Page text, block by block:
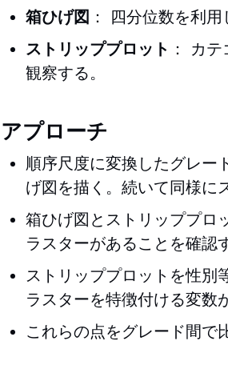
箱ひげ図 ： 四分位数を利
ストリッププロット ： カ
観察する。
アプローチ
順序尺度に変換したグレー
げ図を描く。続いて同様に
箱ひげ図とストリッププロ
ラスターがあることを確認
ストリッププロットを性別
ラスターを特徴付ける変数
これらの点をグレード間で